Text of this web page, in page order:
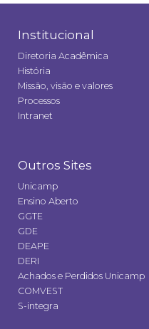
Institucional
Diretoria Acadêmica
História
Missão, visão e valores
Processos
Intranet
Outros Sites
Unicamp
Ensino Aberto
GGTE
GDE
DEAPE
DERI
Achados e Perdidos Unicamp
COMVEST
S-integra